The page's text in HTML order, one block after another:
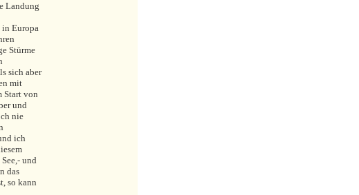
Landung
Europa
Stürme
sich aber
mit
Start von
und
nie
ich
und
das
so kann